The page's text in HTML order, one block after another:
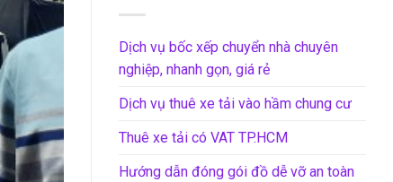
Dịch vụ bốc xếp chuyển nhà chuyên
nghiệp, nhanh gọn, giá rẻ
Dịch vụ thuê xe tải vào hầm chung cư
Thuê xe tải có VAT TP.HCM
Hướng dẫn đóng gói đồ dễ vỡ an toàn